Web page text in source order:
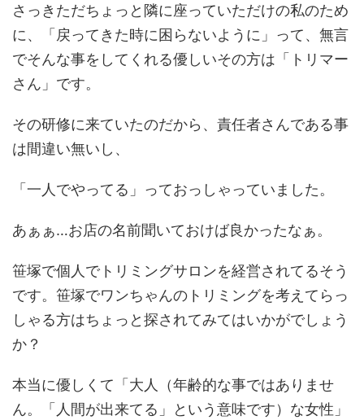
さっきただちょっと隣に座っていただけの私のため
に、「戻ってきた時に困らないように」って、無言
でそんな事をしてくれる優しいその方は「トリマー
さん」です。
その研修に来ていたのだから、責任者さんである事
は間違い無いし、
「一人でやってる」っておっしゃっていました。
あぁぁ…お店の名前聞いておけば良かったなぁ。
笹塚で個人でトリミングサロンを経営されてるそう
です。笹塚でワンちゃんのトリミングを考えてらっ
しゃる方はちょっと探されてみてはいかがでしょう
か？
本当に優しくて「大人（年齢的な事ではありませ
ん。「人間が出来てる」という意味です）な女性」